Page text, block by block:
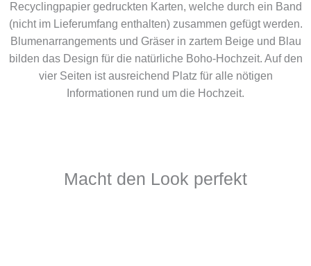
Recyclingpapier gedruckten Karten, welche durch ein Band
(nicht im Lieferumfang enthalten) zusammen gefügt werden.
Blumenarrangements und Gräser in zartem Beige und Blau
bilden das Design für die natürliche Boho-Hochzeit. Auf den
vier Seiten ist ausreichend Platz für alle nötigen
Informationen rund um die Hochzeit.
Macht den Look perfekt